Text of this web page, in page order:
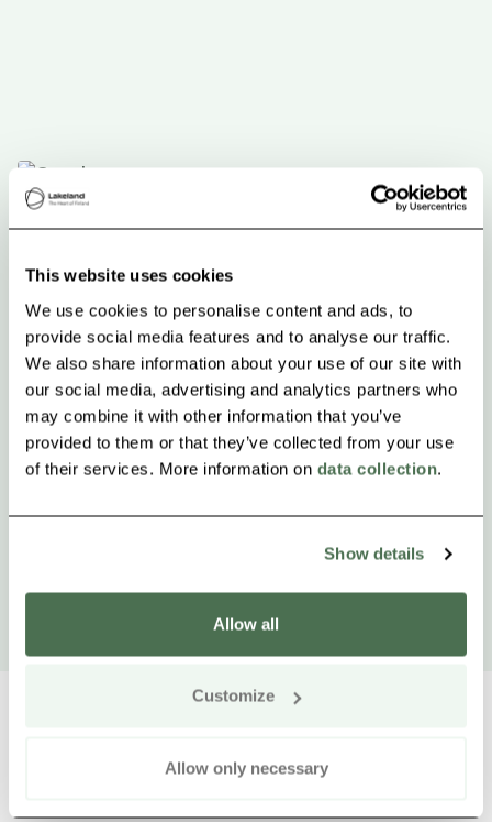
This website uses cookies
We use cookies to personalise content and ads, to
provide social media features and to analyse our traffic.
We also share information about your use of our site with
our social media, advertising and analytics partners who
may combine it with other information that you’ve
provided to them or that they’ve collected from your use
of their services. More information on data collection.
Show details
Allow all
Customize
Allow only necessary